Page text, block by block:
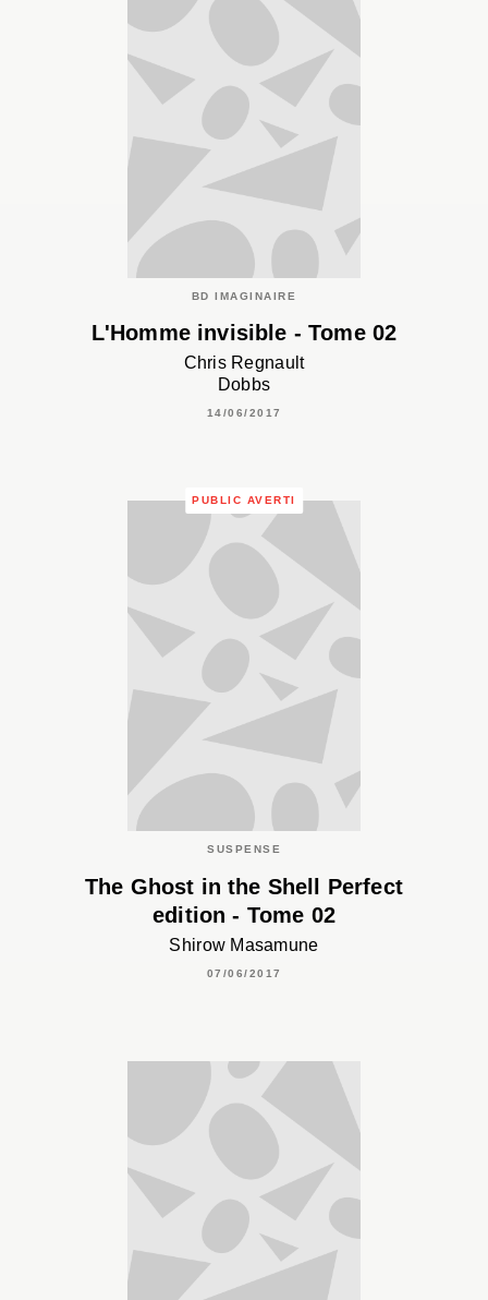
BD IMAGINAIRE
L'Homme invisible - Tome 02
Chris Regnault
Dobbs
14/06/2017
PUBLIC AVERTI
SUSPENSE
The Ghost in the Shell Perfect
edition - Tome 02
Shirow Masamune
07/06/2017